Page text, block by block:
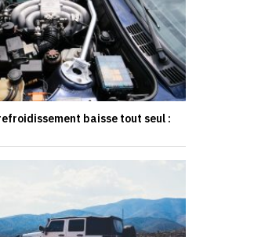
baisse tout seul :